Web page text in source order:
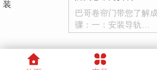
巴哥卷帘门带您了解
骤：一：安装导轨…